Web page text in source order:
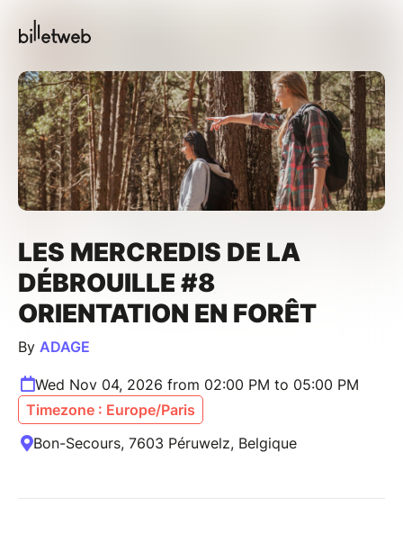
LES MERCREDIS DE LA
DÉBROUILLE #8
ORIENTATION EN FORÊT
By ADAGE
Wed Nov 04, 2026 from 02:00 PM to 05:00 PM
Timezone : Europe/Paris
Bon-Secours, 7603 Péruwelz, Belgique